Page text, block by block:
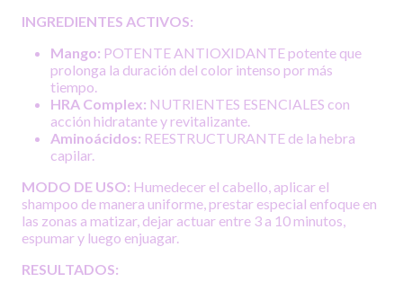
INGREDIENTES ACTIVOS:
Mango: POTENTE ANTIOXIDANTE potente que
prolonga la duración del color intenso por más
tiempo.
HRA Complex: NUTRIENTES ESENCIALES con
acción hidratante y revitalizante.
Aminoácidos: REESTRUCTURANTE de la hebra
capilar.
MODO DE USO: Humedecer el cabello, aplicar el
shampoo de manera uniforme, prestar especial enfoque en
las zonas a matizar, dejar actuar entre 3 a 10 minutos,
espumar y luego enjuagar.
RESULTADOS: